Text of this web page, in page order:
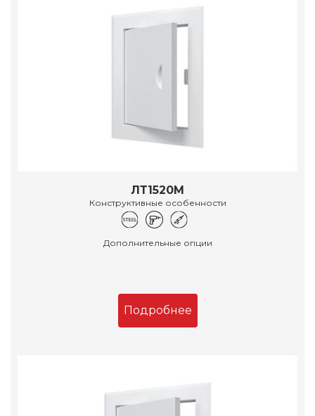
ЛТ1520М
Конструктивные особенности
Дополнительные опции
Подробнее